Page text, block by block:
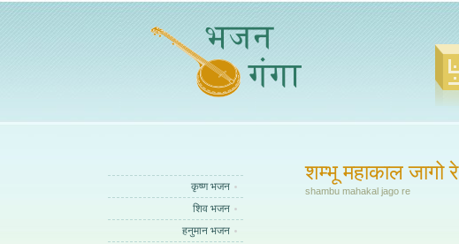
कृष्ण भजन
शिव भजन
हनुमान भजन
शम्भू महाकाल जागो रे
shambu mahakal jago re